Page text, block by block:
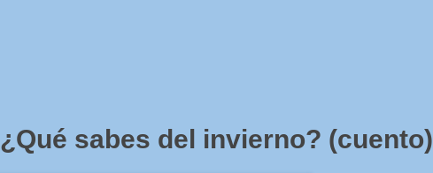
¿Qué sabes del invierno? (cuento)